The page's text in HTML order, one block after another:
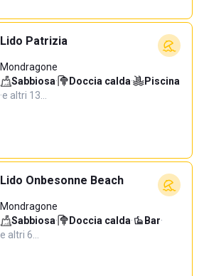
Lido Patrizia
Mondragone
Sabbiosa· Doccia calda·
Piscina
·e altri 13…
Lido Onbesonne Beach
Mondragone
Sabbiosa· Doccia calda· Bar·
e altri 6…